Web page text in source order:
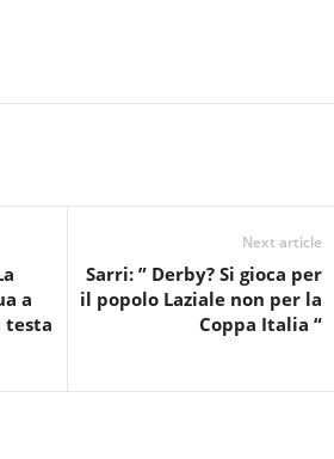
a
testa
Next article
Sarri: ” Derby? Si gioca per
il popolo Laziale non per la
Coppa Italia “